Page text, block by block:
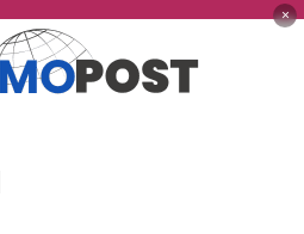
×